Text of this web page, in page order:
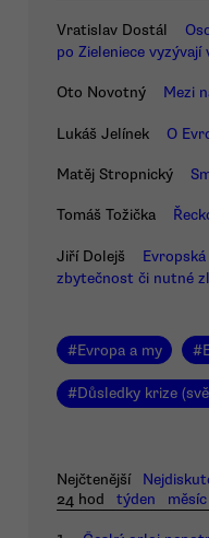
Vratislav Dostál
po Zieleniece
Oto Novotný Mezi
Lukáš Jelínek O
Matěj Stropnický
Tomáš Tožička
Jiří Dolejš
zbytečnost či nutné
#Evropa a my #
#Důsledky krize
Nejčtenější
24 hod
týden měsíc